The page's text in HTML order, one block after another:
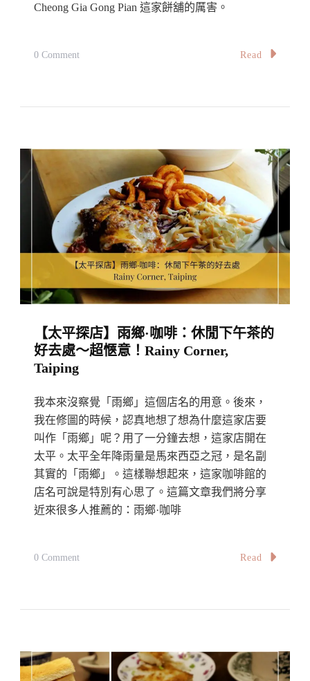
點
Ipoh
Cheong Gia Gong Pian 這家餅舖的厲害。
0 CommentOn
兆
遠
最
廣
為
人
的
標
性
美
食
·
曾
家
福
光
Cheong
Cia
Read
【太平探店】雨鄉·咖啡：休閒下午茶的
好去處～超愜意！Rainy Corner,
Taiping
我本來沒察覺「雨鄉」這個店名的用意。後來，
我在修圖的時候，認真地想了想為什麼這家店要
叫作「雨鄉」呢？用了一分鐘去想，這家店開在
太平。太平全年降雨量是馬來西亞之冠，是名副
其實的「雨鄉」。這樣聯想起來，這家咖啡館的
店名可說是特別有心思了。這篇文章我們將分享
近來很多人推薦的：雨鄉·咖啡
0 CommentOn
雨
鄉
Read